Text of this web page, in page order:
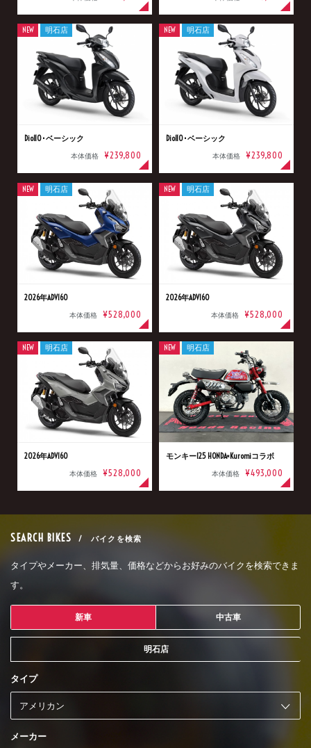
Dio110･ベーシック
本体価格 ¥239,800
NEW 明石店
Dio110･ベーシック
本体価格 ¥239,800
NEW 明石店
2026年ADV160
本体価格 ¥528,000
NEW 明石店
2026年ADV160
本体価格 ¥528,000
NEW 明石店
2026年ADV160
本体価格 ¥528,000
NEW 明石店
モンキー125 HONDA×Kuromiコラボ
本体価格 ¥493,000
NEW 明石店
SEARCH BIKES / バイクを検索
タイプやメーカー、排気量、価格などからお好みのバイクを検索できま
す。
新車 中古車
明石店
タイプ
メーカー